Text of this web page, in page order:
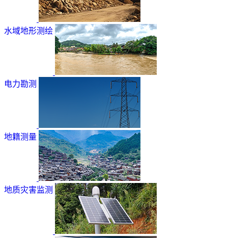
水域地形测绘
电力勘测
地籍测量
地质灾害监测